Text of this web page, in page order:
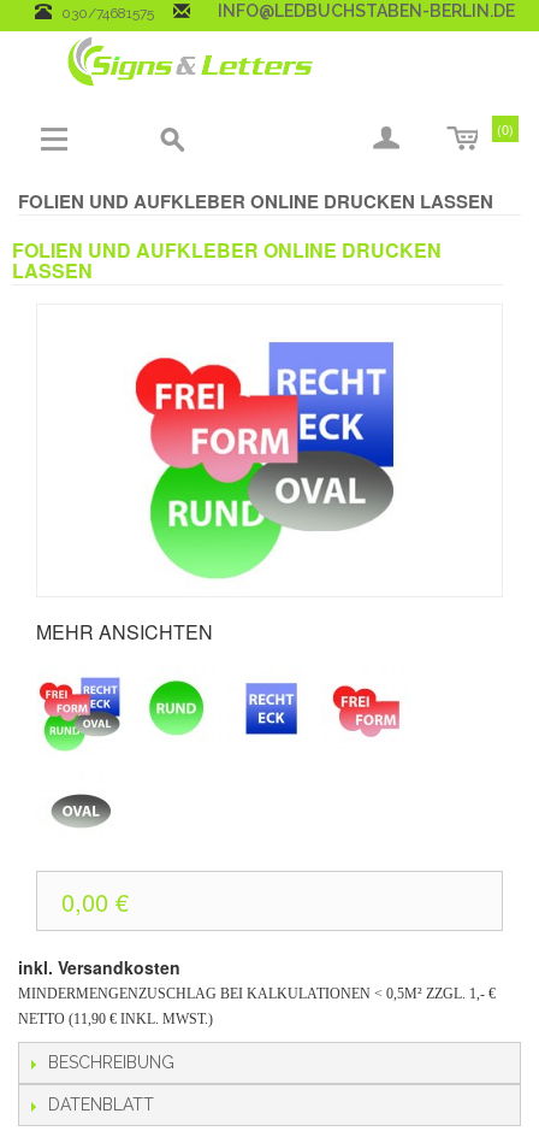
030/74681575 INFO@LEDBUCHSTABEN-BERLIN.DE
0
FOLIEN UND AUFKLEBER ONLINE DRUCKEN LASSEN
FOLIEN UND AUFKLEBER ONLINE DRUCKEN
LASSEN
MEHR ANSICHTEN
0,00 €
inkl. Versandkosten
MINDERMENGENZUSCHLAG BEI KALKULATIONEN < 0,5M² ZZGL. 1,- €
NETTO (11,90 € INKL. MWST.)
BESCHREIBUNG
DATENBLATT